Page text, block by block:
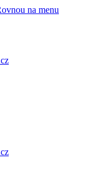
na menu